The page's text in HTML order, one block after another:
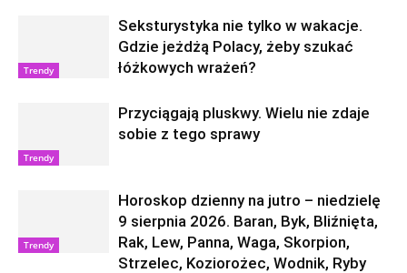
Trendy
Seksturystyka nie tylko w wakacje.
Gdzie jeżdżą Polacy, żeby szukać
łóżkowych wrażeń?
Trendy
Przyciągają pluskwy. Wielu nie zdaje
sobie z tego sprawy
Trendy
Horoskop dzienny na jutro – niedzielę
9 sierpnia 2026. Baran, Byk, Bliźnięta,
Rak, Lew, Panna, Waga, Skorpion,
Strzelec, Koziorożec, Wodnik, Ryby